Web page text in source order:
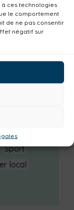
ces technologies
le comportement
de ne pas consentir
négatif sur
Loisirs
enfance
Sport
local